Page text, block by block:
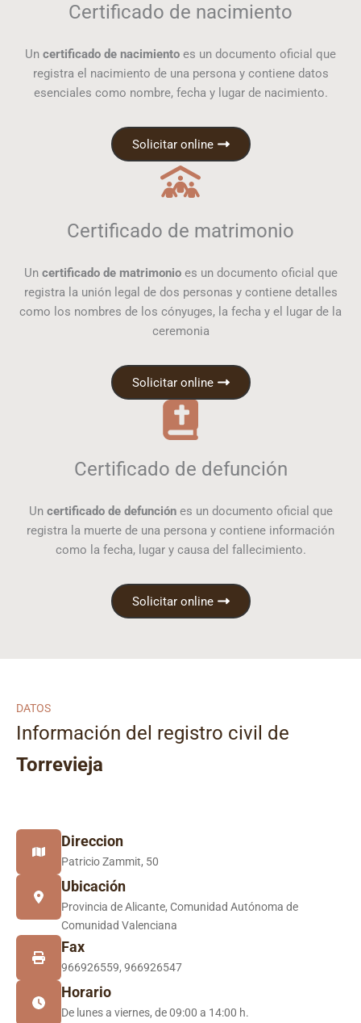
Certificado de nacimiento
Un certificado de nacimiento es un documento oficial que
registra el nacimiento de una persona y contiene datos
esenciales como nombre, fecha y lugar de nacimiento.
Solicitar online
Certificado de matrimonio
Un certificado de matrimonioes un documento oficial que
registra la unión legal de dos personas y contiene detalles
como los nombres de los cónyuges, la fecha y el lugar de la
ceremonia
Solicitar online
Certificado de defunción
Un certificado de defunciónes un documento oficial que
registra la muerte de una persona y contiene información
como la fecha, lugar y causa del fallecimiento.
Solicitar online
DATOS
Información del registro civil de
Torrevieja
Direccion
Patricio Zammit, 50
Ubicación
Provincia de Alicante, Comunidad Autónoma de
Comunidad Valenciana
Fax
966926559, 966926547
Horario
De lunes a viernes, de 09:00 a 14:00 h.